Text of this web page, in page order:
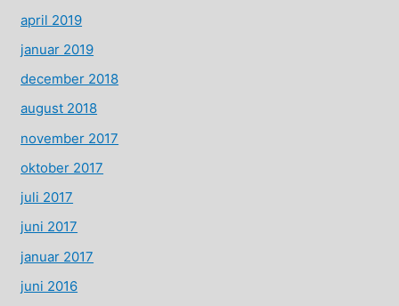
april 2019
januar 2019
december 2018
august 2018
november 2017
oktober 2017
juli 2017
juni 2017
januar 2017
juni 2016